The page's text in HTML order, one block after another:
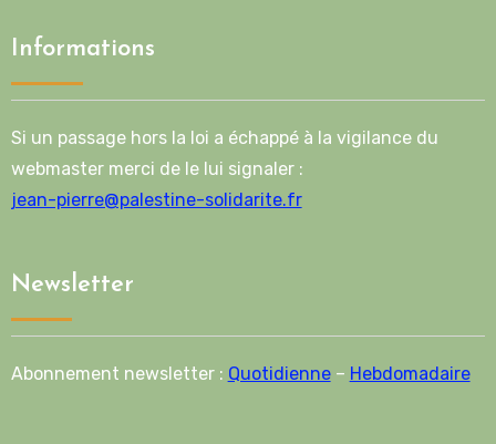
Informations
Si un passage hors la loi a échappé à la vigilance du
webmaster merci de le lui signaler :
jean-pierre@palestine-solidarite.fr
Newsletter
Abonnement newsletter : Quotidienne– Hebdomadaire